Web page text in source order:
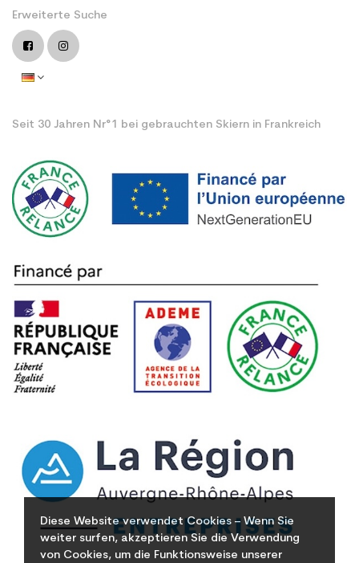
Diese Website verwendet Cookies – Wenn Sie
weiter surfen, akzeptieren Sie die Verwendung
von Cookies, um die Funktionsweise unserer
Erweiterte Suche
Seit 30 Jahren Nr°1 bei gebrauchten Skiern in Frankreich